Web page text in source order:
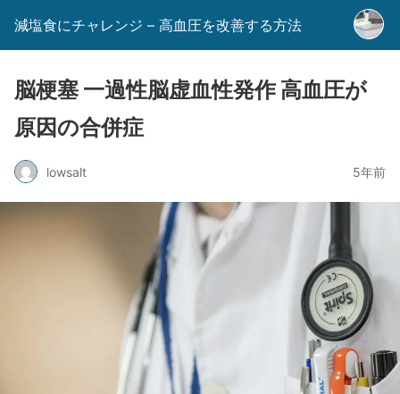
減塩食にチャレンジ – 高血圧を改善する方法
脳梗塞 一過性脳虚血性発作 高血圧が
原因の合併症
lowsalt 5年前